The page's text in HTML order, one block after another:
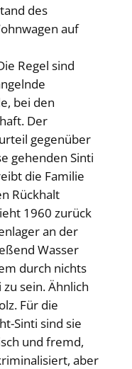
des
auf
Regel sind
bei den
Der
gegenüber
gehenden Sinti
die Familie
Rückhalt
1960 zurück
an der
Wasser
durch nichts
sein. Ähnlich
Für die
Sinti sind sie
und fremd,
aber